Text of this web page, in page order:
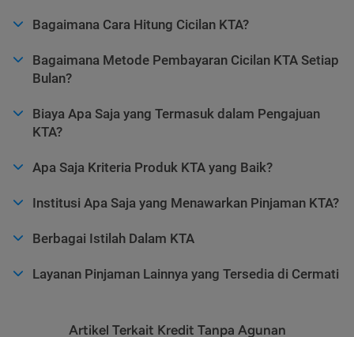
Bagaimana Cara Hitung Cicilan KTA?
Bagaimana Metode Pembayaran Cicilan KTA Setiap
Bulan?
Biaya Apa Saja yang Termasuk dalam Pengajuan
KTA?
Apa Saja Kriteria Produk KTA yang Baik?
Institusi Apa Saja yang Menawarkan Pinjaman KTA?
Berbagai Istilah Dalam KTA
Layanan Pinjaman Lainnya yang Tersedia di Cermati
Artikel Terkait Kredit Tanpa Agunan